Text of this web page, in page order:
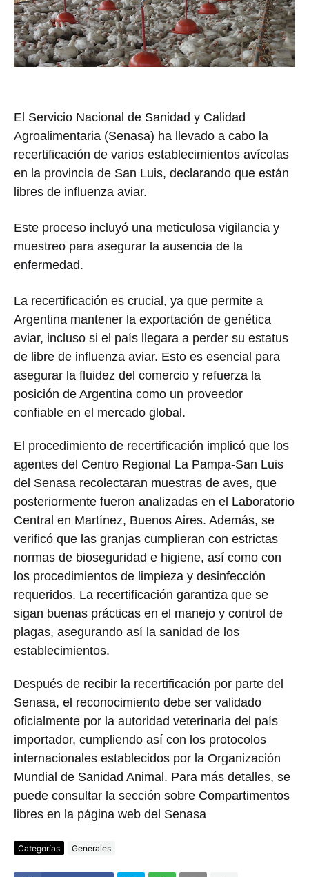
El Servicio Nacional de Sanidad y Calidad
Agroalimentaria (Senasa) ha llevado a cabo la
recertificación de varios establecimientos avícolas
en la provincia de San Luis, declarando que están
libres de influenza aviar.
Este proceso incluyó una meticulosa vigilancia y
muestreo para asegurar la ausencia de la
enfermedad.
La recertificación es crucial, ya que permite a
Argentina mantener la exportación de genética
aviar, incluso si el país llegara a perder su estatus
de libre de influenza aviar. Esto es esencial para
asegurar la fluidez del comercio y refuerza la
posición de Argentina como un proveedor
confiable en el mercado global.
El procedimiento de recertificación implicó que los
agentes del Centro Regional La Pampa-San Luis
del Senasa recolectaran muestras de aves, que
posteriormente fueron analizadas en el Laboratorio
Central en Martínez, Buenos Aires. Además, se
verificó que las granjas cumplieran con estrictas
normas de bioseguridad e higiene, así como con
los procedimientos de limpieza y desinfección
requeridos. La recertificación garantiza que se
sigan buenas prácticas en el manejo y control de
plagas, asegurando así la sanidad de los
establecimientos.
Después de recibir la recertificación por parte del
Senasa, el reconocimiento debe ser validado
oficialmente por la autoridad veterinaria del país
importador, cumpliendo así con los protocolos
internacionales establecidos por la Organización
Mundial de Sanidad Animal. Para más detalles, se
puede consultar la sección sobre Compartimentos
libres en la página web del Senasa
Categorías Generales